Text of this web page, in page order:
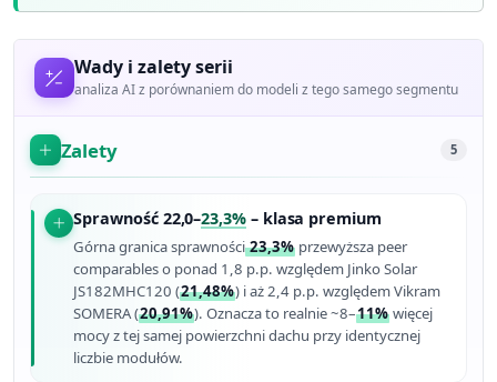
Wady i zalety serii
analiza AI z porównaniem do modeli z tego samego segmentu
Zalety 5
Sprawność 22,0–23,3%– klasa premium
Górna granica sprawności23,3% przewyższa peer
comparables o ponad 1,8 p.p. względem Jinko Solar
JS182MHC120 (21,48%) i aż 2,4 p.p. względem Vikram
SOMERA (20,91%). Oznacza to realnie ~8–11% więcej
mocy z tej samej powierzchni dachu przy identycznej
liczbie modułów.